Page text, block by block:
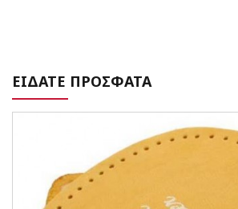
ΕΙΔΑΤΕ ΠΡΟΣΦΑΤΑ